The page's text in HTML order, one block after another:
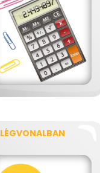
LÉGVONALBAN